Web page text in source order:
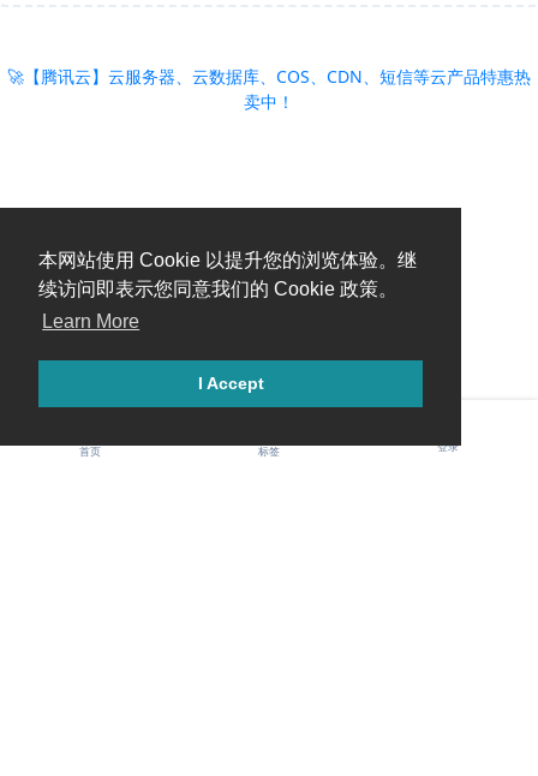
本网站使用 Cookie 以提升您的浏览体验。继
续访问即表示您同意我们的 Cookie 政策。
Learn More
I Accept
🚀【腾讯云】云服务器、云数据库、COS、CDN、短信等云产品特惠热
卖中！
首页 标签 登录